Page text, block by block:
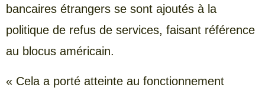
bancaires étrangers se sont ajoutés à la
politique de refus de services, faisant référence
au blocus américain.
« Cela a porté atteinte au fonctionnement